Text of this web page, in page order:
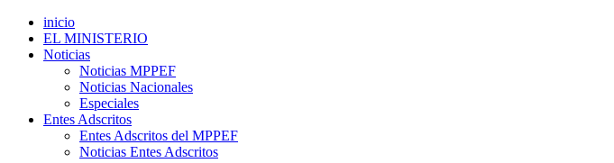
inicio
EL MINISTERIO
Noticias
Noticias MPPEF
Noticias Nacionales
Especiales
Entes Adscritos
Entes Adscritos del MPPEF
Noticias Entes Adscritos